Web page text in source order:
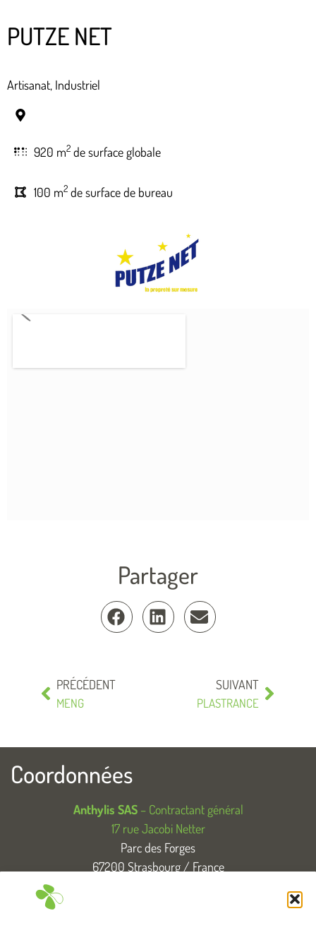
PUTZE NET
Artisanat, Industriel
920 m2 de surface globale
100 m2 de surface de bureau
Partager
PRÉCÉDENT
MENG
SUIVANT
PLASTRANCE
Coordonnées
Anthylis SAS– Contractant général
17 rue Jacobi Netter
Parc des Forges
67200 Strasbourg / France